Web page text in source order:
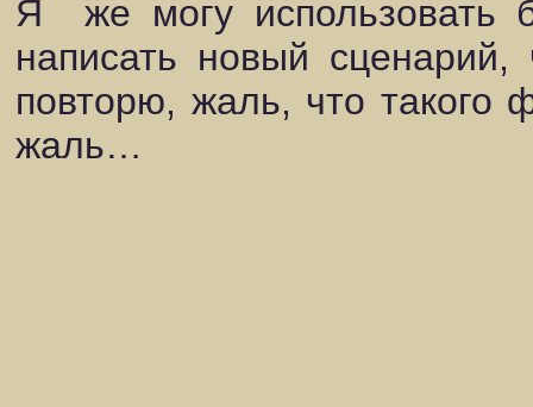
Я
же могу
написать новый
повторю, жаль, что такого
жаль…